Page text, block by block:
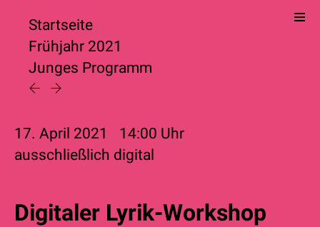
Startseite
Frühjahr 2021
Junges Programm
17. April 2021 14:00 Uhr
ausschließlich digital
Digitaler Lyrik-Workshop